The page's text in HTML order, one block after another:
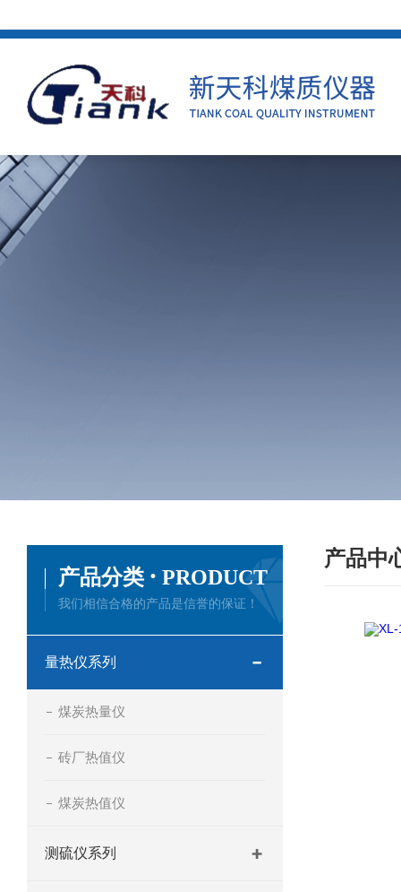
产品分类 · PRODUCT
我们相信合格的产品是信誉的保证！
量热仪系列
煤炭热量仪
砖厂热值仪
煤炭热值仪
测硫仪系列
产品中